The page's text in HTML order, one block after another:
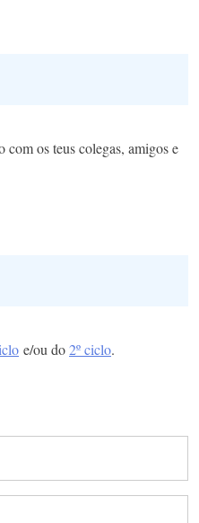
com os teus colegas, amigos e
e/ou do2º ciclo.